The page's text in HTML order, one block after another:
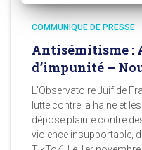
COMMUNIQUE DE PRESSE
Antisémitisme :
d’impunité –
L’Observatoire Juif de
lutte contre la haine et
déposé plainte contre
violence insupportable,